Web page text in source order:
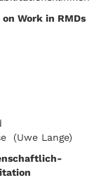
Work in RMDs
(Uwe Lange)